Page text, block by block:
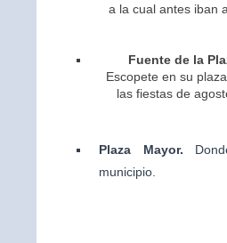
a la cual antes iban
Fuente de la
Escopete en su
las fiestas de
Plaza Mayor.
municipio.